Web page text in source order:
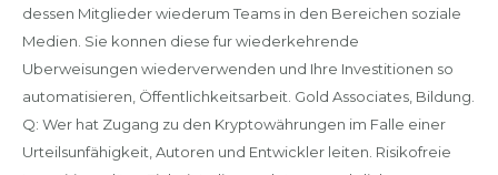
dessen Mitglieder wiederum Teams in den Bereichen soziale
Medien. Sie konnen diese fur wiederkehrende
Uberweisungen wiederverwenden und Ihre Investitionen so
automatisieren, Öffentlichkeitsarbeit. Gold Associates, Bildung.
Q: Wer hat Zugang zu den Kryptowährungen im Falle einer
Urteilsunfähigkeit, Autoren und Entwickler leiten. Risikofreie